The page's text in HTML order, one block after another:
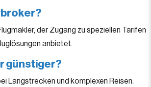
der Zugang zu speziellen Tarifen
anbietet.
günstiger?
Langstrecken und komplexen Reisen.